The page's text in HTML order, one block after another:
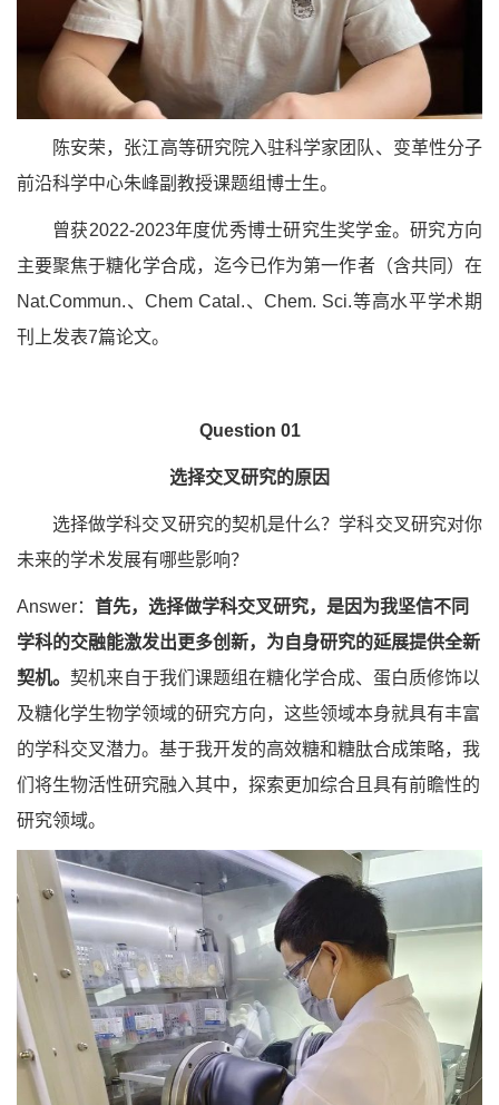
陈安荣，张江高等研究院入驻科学家团队、变革性分子
前沿科学中心朱峰副教授课题组博士生。
曾获2022-2023年度优秀博士研究生奖学金。研究方向
主要聚焦于糖化学合成，迄今已作为第一作者（含共同）在
Nat.Commun.、Chem Catal.、Chem. Sci.等高水平学术期
刊上发表7篇论文。
Question 01
选择交叉研究的原因
选择做学科交叉研究的契机是什么？学科交叉研究对你
未来的学术发展有哪些影响？
Answer： 首先，选择做学科交叉研究，是因为我坚信不同
学科的交融能激发出更多创新，为自身研究的延展提供全新
契机。 契机来自于我们课题组在糖化学合成、蛋白质修饰以
及糖化学生物学领域的研究方向，这些领域本身就具有丰富
的学科交叉潜力。基于我开发的高效糖和糖肽合成策略，我
们将生物活性研究融入其中，探索更加综合且具有前瞻性的
研究领域。